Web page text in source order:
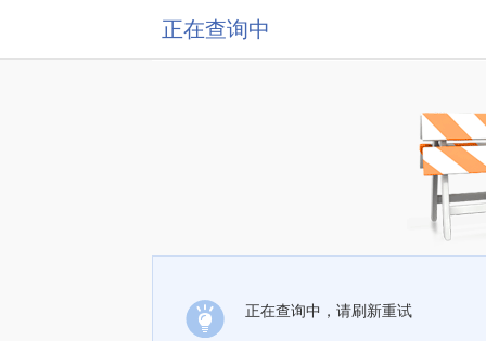
正在查询中
正在查询中，请刷新重试